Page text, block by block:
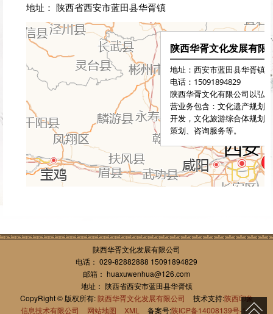
地址： 陕西省西安市蓝田县华胥镇
陕西华胥文化发展有限公司
电话： 029-82882888 15091894829
邮箱： huaxuwenhua@126.com
地址： 陕西省西安市蓝田县华胥镇
CopyRight © 版权所有:陕西华胥文化发展有限公司 技术支持:陕西印象
信息技术有限公司
网站地图 XML 备案号:陕ICP备14008139号-1